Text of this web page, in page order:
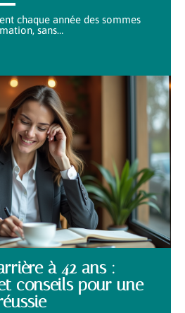
chaque année des sommes
sans…
à 42 ans :
conseils pour une